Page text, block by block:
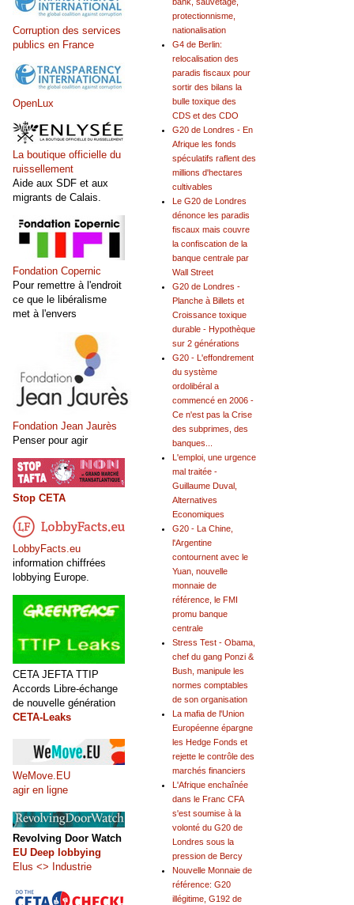
protectionnisme,
nationalisation
G4 de Berlin:
relocalisation des
paradis fiscaux pour
sortir des bilans la
bulle toxique des
CDS et des CDO
G20 de Londres - En
Afrique les fonds
spéculatifs raflent des
millions d'hectares
cultivables
Le G20 de Londres
dénonce les paradis
fiscaux mais couvre
la confiscation de la
banque centrale par
Wall Street
G20 de Londres -
Planche à Billets et
Croissance toxique
durable - Hypothèque
sur 2 générations
G20 - L'effondrement
du système
ordolibéral a
commencé en 2006 -
Ce n'est pas la Crise
des subprimes, des
banques...
L'emploi, une urgence
mal traitée -
Guillaume Duval,
Alternatives
Economiques
G20 - La Chine,
l'Argentine
contournent avec le
Yuan, nouvelle
monnaie de
référence, le FMI
promu banque
centrale
Stress Test - Obama,
chef du gang Ponzi &
Bush, manipule les
normes comptables
de son organisation
La mafia de l'Union
Européenne épargne
les Hedge Fonds et
rejette le contrôle des
marchés financiers
L'Afrique enchaînée
dans le Franc CFA
s'est soumise à la
volonté du G20 de
Londres sous la
pression de Bercy
Nouvelle Monnaie de
référence: G20
illégitime, G192 de
Corruption des services
publics en France
OpenLux
La boutique officielle du
ruissellement
Aide aux SDF et aux
migrants de Calais.
Fondation Copernic
Pour remettre à l'endroit
ce que le libéralisme
met à l'envers
Fondation Jean Jaurès
Penser pour agir
Stop CETA
LobbyFacts.eu
information chiffrées
lobbying Europe.
CETA JEFTA TTIP
Accords Libre-échange
de nouvelle génération
CETA-Leaks
WeMove.EU
agir en ligne
Revolving Door Watch
EU Deep lobbying
Elus <> Industrie